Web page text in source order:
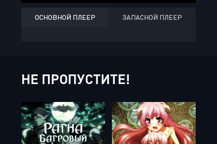
ОСНОВНОЙ ПЛЕЕР ЗАПАСНОЙ ПЛЕЕР
НЕ ПРОПУСТИТЕ!